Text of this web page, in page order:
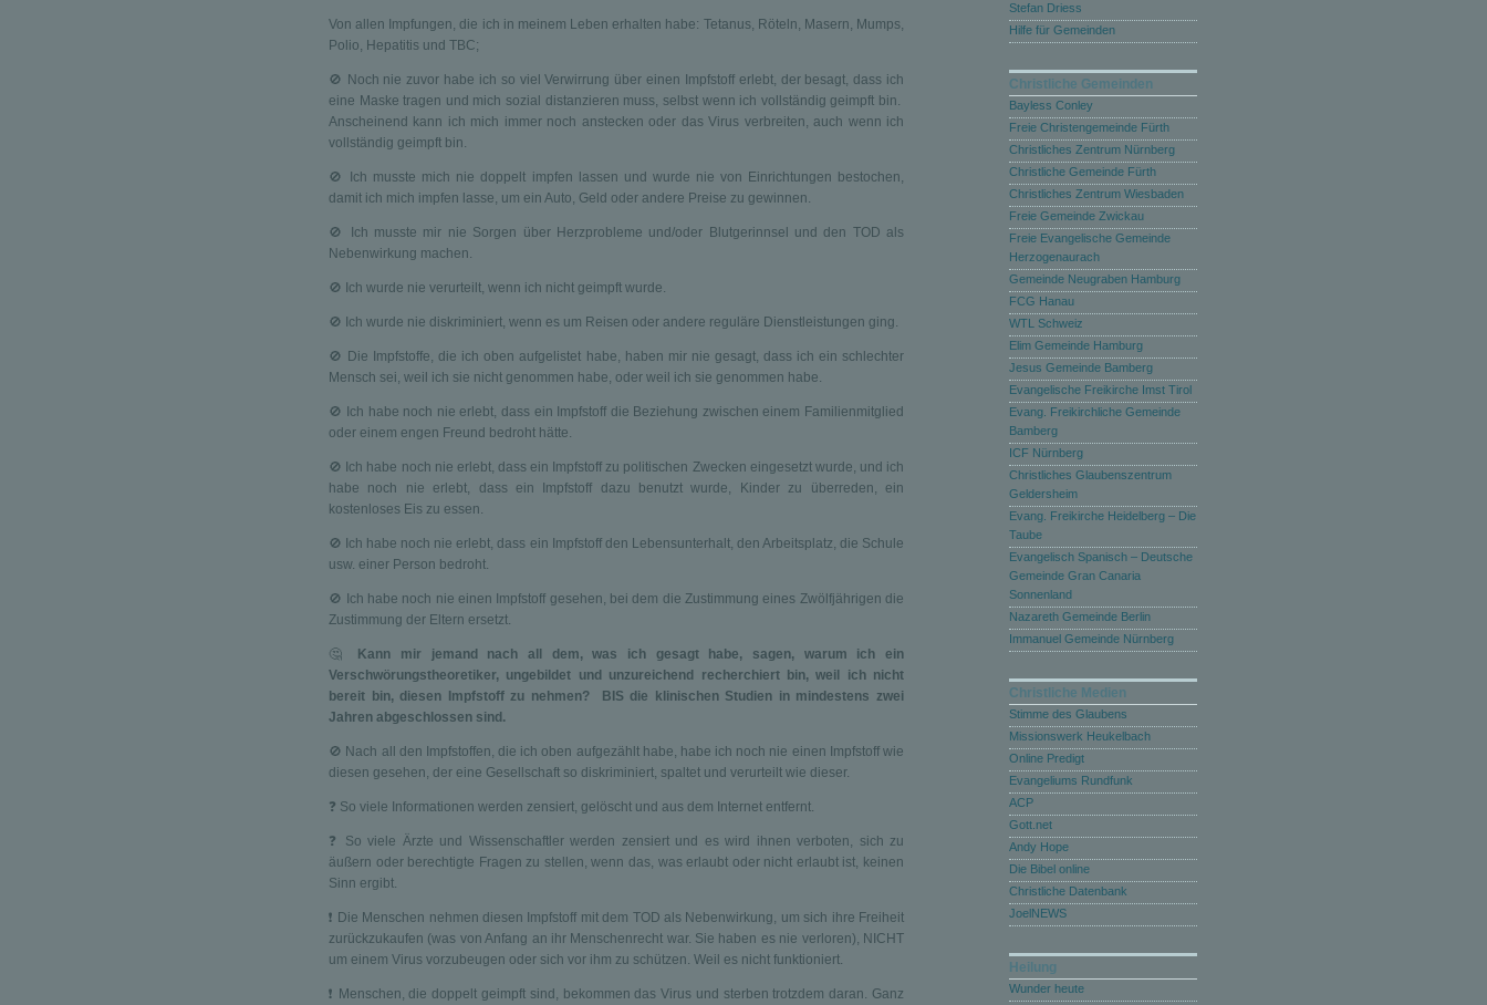
Von allen Impfungen, die ich in meinem Leben erhalten habe: Tetanus, Röteln, Masern, Mumps,
Polio, Hepatitis und TBC;
🚫 Noch nie zuvor habe ich so viel Verwirrung über einen Impfstoff erlebt, der besagt, dass ich
eine Maske tragen und mich sozial distanzieren muss, selbst wenn ich vollständig geimpft bin.
Anscheinend kann ich mich immer noch anstecken oder das Virus verbreiten, auch wenn ich
vollständig geimpft bin.
🚫 Ich musste mich nie doppelt impfen lassen und wurde nie von Einrichtungen bestochen,
damit ich mich impfen lasse, um ein Auto, Geld oder andere Preise zu gewinnen.
🚫 Ich musste mir nie Sorgen über Herzprobleme und/oder Blutgerinnsel und den TOD als
Nebenwirkung machen.
🚫 Ich wurde nie verurteilt, wenn ich nicht geimpft wurde.
🚫 Ich wurde nie diskriminiert, wenn es um Reisen oder andere reguläre Dienstleistungen ging.
🚫 Die Impfstoffe, die ich oben aufgelistet habe, haben mir nie gesagt, dass ich ein schlechter
Mensch sei, weil ich sie nicht genommen habe, oder weil ich sie genommen habe.
🚫 Ich habe noch nie erlebt, dass ein Impfstoff die Beziehung zwischen einem Familienmitglied
oder einem engen Freund bedroht hätte.
🚫 Ich habe noch nie erlebt, dass ein Impfstoff zu politischen Zwecken eingesetzt wurde, und ich
habe noch nie erlebt, dass ein Impfstoff dazu benutzt wurde, Kinder zu überreden, ein
kostenloses Eis zu essen.
🚫 Ich habe noch nie erlebt, dass ein Impfstoff den Lebensunterhalt, den Arbeitsplatz, die Schule
usw. einer Person bedroht.
🚫 Ich habe noch nie einen Impfstoff gesehen, bei dem die Zustimmung eines Zwölfjährigen die
Zustimmung der Eltern ersetzt.
🤔
Kann mir jemand nach all dem, was ich gesagt habe, sagen, warum ich ein
Verschwörungstheoretiker, ungebildet und unzureichend recherchiert bin, weil ich nicht
bereit bin, diesen Impfstoff zu nehmen? BIS die klinischen Studien in mindestens zwei
Jahren abgeschlossen sind.
🚫 Nach all den Impfstoffen, die ich oben aufgezählt habe, habe ich noch nie einen Impfstoff wie
diesen gesehen, der eine Gesellschaft so diskriminiert, spaltet und verurteilt wie dieser.
❓ So viele Informationen werden zensiert, gelöscht und aus dem Internet entfernt.
❓ So viele Ärzte und Wissenschaftler werden zensiert und es wird ihnen verboten, sich zu
äußern oder berechtigte Fragen zu stellen, wenn das, was erlaubt oder nicht erlaubt ist, keinen
Sinn ergibt.
❗️ Die Menschen nehmen diesen Impfstoff mit dem TOD als Nebenwirkung, um sich ihre Freiheit
zurückzukaufen (was von Anfang an ihr Menschenrecht war. Sie haben es nie verloren), NICHT
um einem Virus vorzubeugen oder sich vor ihm zu schützen. Weil es nicht funktioniert.
❗️ Menschen, die doppelt geimpft sind, bekommen das Virus und sterben trotzdem daran. Ganz
Stefan Driess
Hilfe für Gemeinden
Christliche Gemeinden
Bayless Conley
Freie Christengemeinde Fürth
Christliches Zentrum Nürnberg
Christliche Gemeinde Fürth
Christliches Zentrum Wiesbaden
Freie Gemeinde Zwickau
Freie Evangelische Gemeinde
Herzogenaurach
Gemeinde Neugraben Hamburg
FCG Hanau
WTL Schweiz
Elim Gemeinde Hamburg
Jesus Gemeinde Bamberg
Evangelische Freikirche Imst Tirol
Evang. Freikirchliche Gemeinde
Bamberg
ICF Nürnberg
Christliches Glaubenszentrum
Geldersheim
Evang. Freikirche Heidelberg – Die
Taube
Evangelisch Spanisch – Deutsche
Gemeinde Gran Canaria
Sonnenland
Nazareth Gemeinde Berlin
Immanuel Gemeinde Nürnberg
Christliche Medien
Stimme des Glaubens
Missionswerk Heukelbach
Online Predigt
Evangeliums Rundfunk
ACP
Gott.net
Andy Hope
Die Bibel online
Christliche Datenbank
JoelNEWS
Heilung
Wunder heute